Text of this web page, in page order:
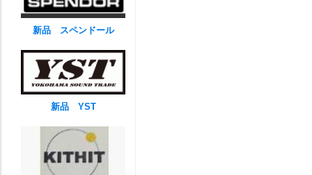
新品 スペンドール
新品 YST